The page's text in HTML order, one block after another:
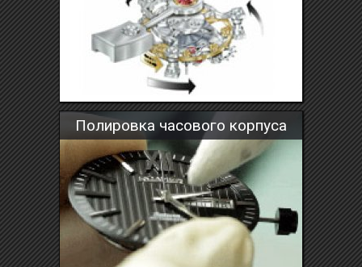
Полировка часового корпуса